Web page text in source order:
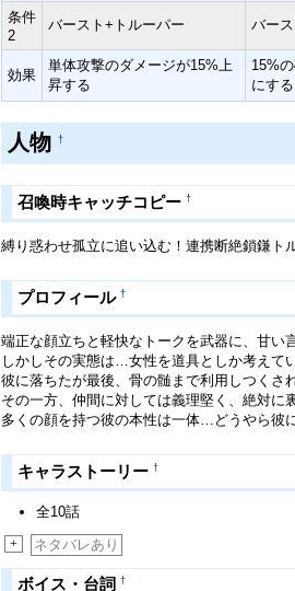
条件
2
バースト+トルーパー バー
効果
単体攻撃のダメージが15%上
昇する
15%
にする
人物†
召喚時キャッチコピー †
縛り惑わせ孤立に追い込む！連携断絶鎖鎌ト
プロフィール †
端正な顔立ちと軽快なトークを武器に、甘い
しかしその実態は…女性を道具としか考えて
彼に落ちたが最後、骨の髄まで利用しつくさ
その一方、仲間に対しては義理堅く、絶対に
多くの顔を持つ彼の本性は一体…どうやら彼
キャラストーリー †
全10話
+ ネタバレあり
ボイス・台詞 †